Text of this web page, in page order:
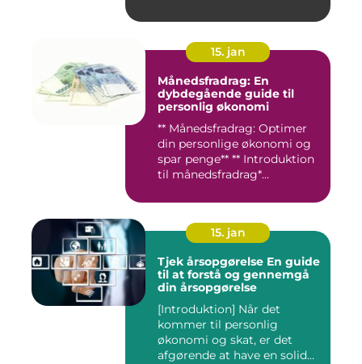
15. jan
Månedsfradrag: En
dybdegående guide til
personlig økonomi
** Månedsfradrag: Optimer
din personlige økonomi og
spar penge** ** Introduktion
til månedsfradrag*...
15. jan
Tjek årsopgørelse En guide
til at forstå og gennemgå
din årsopgørelse
[Introduktion] Når det
kommer til personlig
økonomi og skat, er det
afgørende at have en solid